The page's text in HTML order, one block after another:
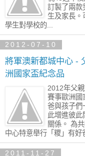
訂製了兩款
生及家長。
學生對學校的...
2012-07-10
將軍澳新都城中心 -
洲國家盃紀念品
2012年父
賽事歐洲國
爸與孩子們
此增進彼此
關係。 為
中心特意舉行「糭」有好
2011-11-27